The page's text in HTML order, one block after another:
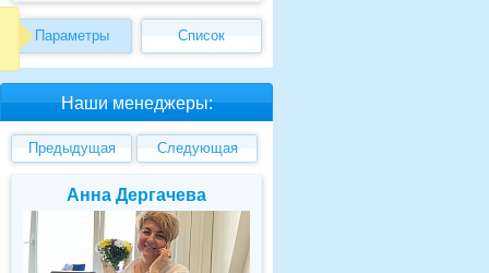
Параметры Список
Наши менеджеры:
Предыдущая Следующая
Анна Дергачева